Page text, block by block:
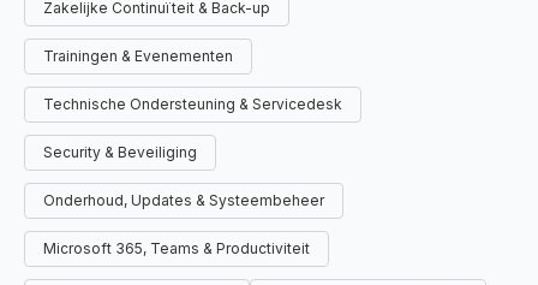
Zakelijke Continuïteit & Back-up
Trainingen & Evenementen
Technische Ondersteuning & Servicedesk
Security & Beveiliging
Onderhoud, Updates & Systeembeheer
Microsoft 365, Teams & Productiviteit